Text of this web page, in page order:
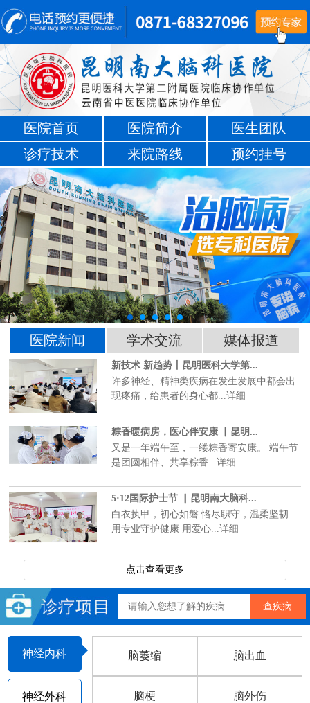
医院首页 医院简介
医生团队
诊疗技术
来院路线 预约挂号
医院新闻 学术交流 媒体报道
新技术 新趋势丨昆明医科大学第...
许多神经、精神类疾病在发生发展中都会出
现疼痛，给患者的身心都...详细
粽香暖病房，医心伴安康 ▏昆明...
又是一年端午至，一缕粽香寄安康。 端午节
是团圆相伴、共享粽香...详细
5·12国际护士节 ▏昆明南大脑科...
白衣执甲，初心如磐 恪尽职守，温柔坚韧
用专业守护健康 用爱心...详细
点击查看更多
神经内科
神经外科
脑萎缩 脑出血
脑梗 脑外伤